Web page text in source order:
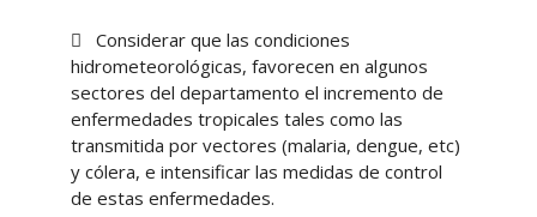
 Considerar que las condiciones
hidrometeorológicas, favorecen en algunos
sectores del departamento el incremento de
enfermedades tropicales tales como las
transmitida por vectores (malaria, dengue, etc)
y cólera, e intensificar las medidas de control
de estas enfermedades.